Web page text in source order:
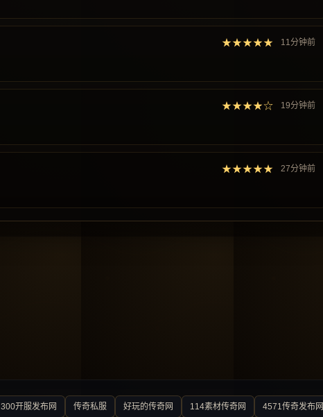
★★★★★ 11分钟前
★★★★☆ 19分钟前
★★★★★ 27分钟前
300开服发布网 传奇私服 好玩的传奇网 114素材传奇网 4571传奇发布网